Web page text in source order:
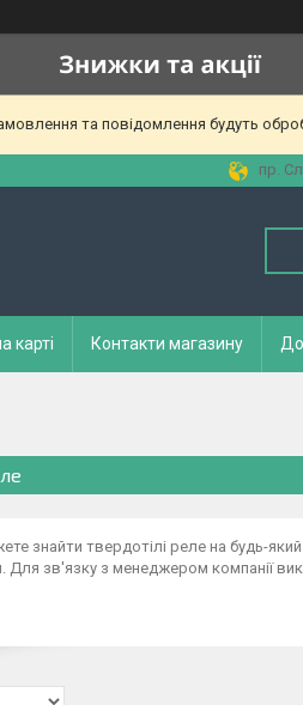
та повідомлення будуть
пр.
карті Контакти магазину
знайти твердотілі реле на будь-
Для зв'язку з менеджером компанії